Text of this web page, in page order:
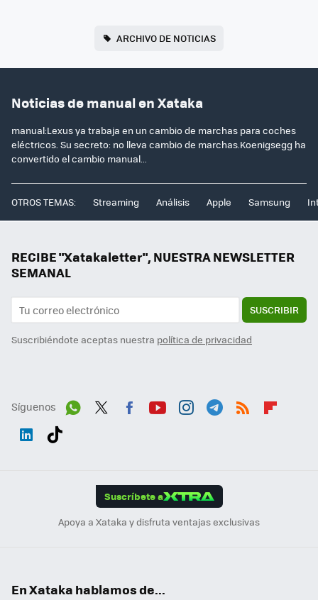
ARCHIVO DE NOTICIAS
Noticias de manual en Xataka
manual:Lexus ya trabaja en un cambio de marchas para coches
eléctricos. Su secreto: no lleva cambio de marchas.Koenigsegg ha
convertido el cambio manual...
OTROS TEMAS: Streaming Análisis Apple Samsung
RECIBE "Xatakaletter", NUESTRA NEWSLETTER
SEMANAL
SUSCRIBIR
Suscribiéndote aceptas nuestra política de privacidad
Síguenos
Suscríbete a
Apoya a Xataka y disfruta ventajas exclusivas
En Xataka hablamos de...